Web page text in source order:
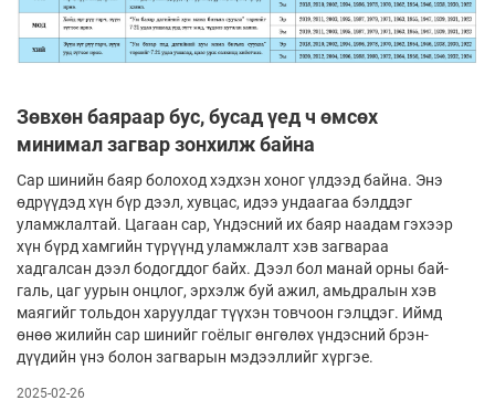
Зөвхөн баяраар бус, бусад үед ч өмсөх
минимал загвар зонхилж байна
Сар шинийн баяр болоход хэдхэн хо­ног үлдээд байна. Энэ
өдрүүдэд хүн бүр дээл, хувцас, идээ ундаагаа бэлд­дэг
уламжлалтай. Цагаан сар, Үндэсний их баяр наадам гэхээр
хүн бүрд хамгийн тү­рүүнд уламжлалт хэв загвараа
хадгалсан дээл бодогддог байх. Дээл бол манай орны бай­
галь, цаг уурын онцлог, эрхэлж буй ажил, амьд­ралын хэв
маягийг тольдон ха­руул­даг түүхэн товчоон гэлцдэг. Иймд
өнөө жи­лийн сар шинийг гоёлыг өнгөлөх үндэсний брэн­
дүүдийн үнэ болон загварын мэ­дээл­лийг хүргэе.
2025-02-26